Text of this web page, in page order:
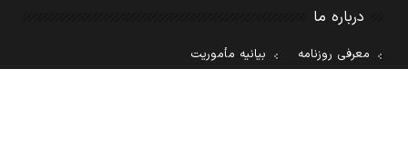
درباره ما
معرفی روزنامه
بیانیه مأموریت